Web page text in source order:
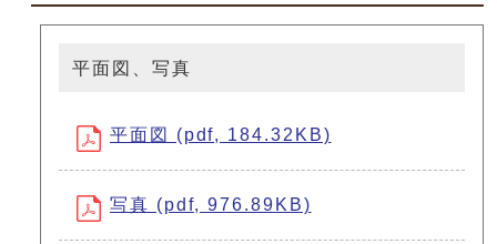
平面図、写真
平面図 (pdf, 184.32KB)
写真 (pdf, 976.89KB)